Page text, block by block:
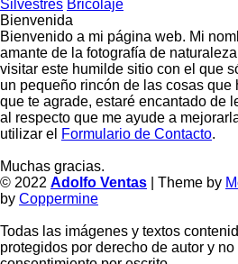
Silvestres Bricolaje
Bienvenida
Bienvenido a mi página web. Mi
amante de la fotografía de
visitar este humilde sitio con el que
un pequeño rincón de las cosas
que te agrade, estaré encantado de
al respecto que me ayude a
utilizar el Formulario de Contacto.
Muchas gracias.
© 2022 Adolfo Ventas | Theme by
by Coppermine
Todas las imágenes y textos
protegidos por derecho de autor y